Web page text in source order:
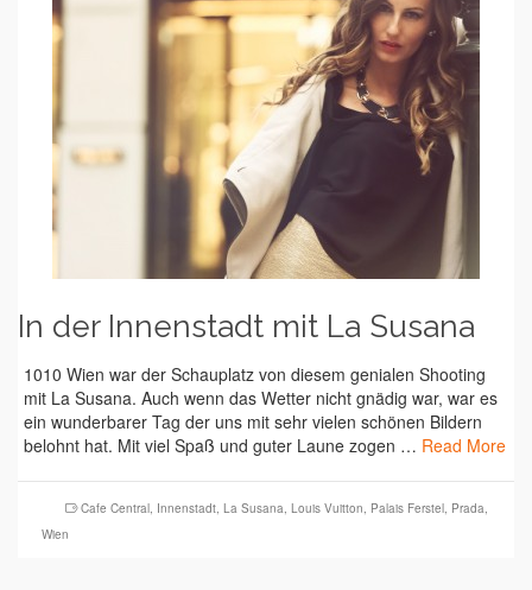
In der Innenstadt mit La Susana
1010 Wien war der Schauplatz von diesem genialen Shooting
mit La Susana. Auch wenn das Wetter nicht gnädig war, war es
ein wunderbarer Tag der uns mit sehr vielen schönen Bildern
belohnt hat. Mit viel Spaß und guter Laune zogen … Read More
Cafe Central, Innenstadt, La Susana, Louis Vuitton, Palais Ferstel, Prada,
Wien